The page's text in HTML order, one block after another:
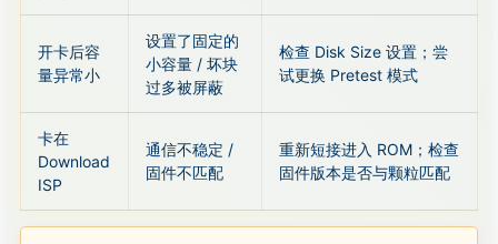
开卡后容
量异常小
设置了固定的
小容量 / 坏块
过多被屏蔽
检查 Disk Size 设置；尝
试更换 Pretest 模式
卡在
Download
ISP
通信不稳定 /
固件不匹配
重新短接进入 ROM；检查
固件版本是否与颗粒匹配